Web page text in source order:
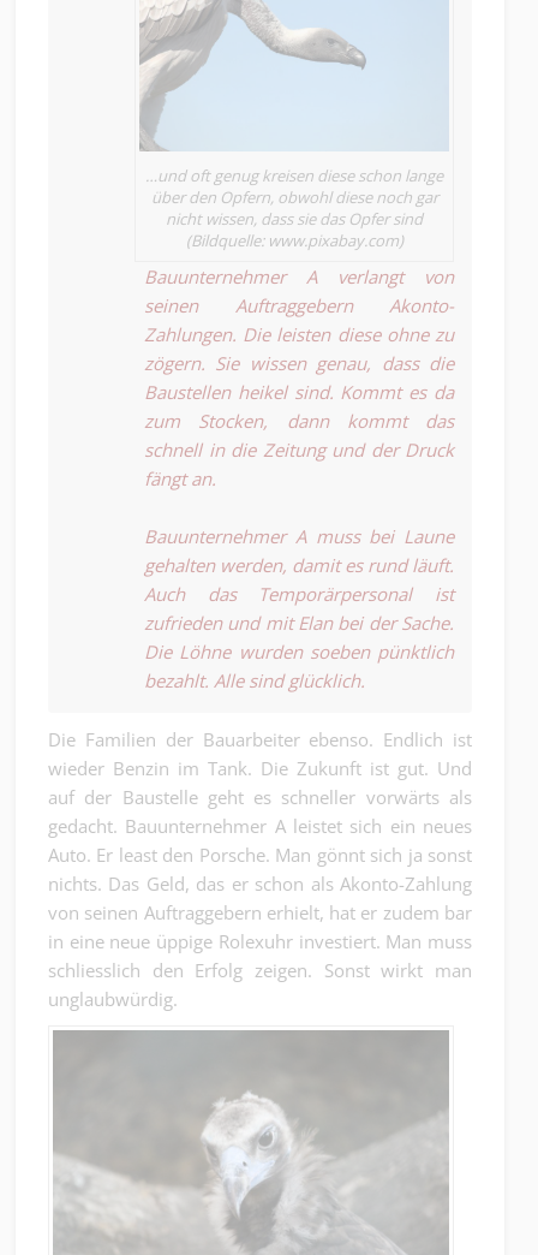
…und oft genug kreisen diese schon lange
über den Opfern, obwohl diese noch gar
nicht wissen, dass sie das Opfer sind
(Bildquelle: www.pixabay.com)
Bauunternehmer A verlangt von
seinen Auftraggebern Akonto-
Zahlungen. Die leisten diese ohne zu
zögern. Sie wissen genau, dass die
Baustellen heikel sind. Kommt es da
zum Stocken, dann kommt das
schnell in die Zeitung und der Druck
fängt an.
Bauunternehmer A muss bei Laune
gehalten werden, damit es rund läuft.
Auch das Temporärpersonal ist
zufrieden und mit Elan bei der Sache.
Die Löhne wurden soeben pünktlich
bezahlt. Alle sind glücklich.
Die Familien der Bauarbeiter ebenso. Endlich ist
wieder Benzin im Tank. Die Zukunft ist gut. Und
auf der Baustelle geht es schneller vorwärts als
gedacht. Bauunternehmer A leistet sich ein neues
Auto. Er least den Porsche. Man gönnt sich ja sonst
nichts. Das Geld, das er schon als Akonto-Zahlung
von seinen Auftraggebern erhielt, hat er zudem bar
in eine neue üppige Rolexuhr investiert. Man muss
schliesslich den Erfolg zeigen. Sonst wirkt man
unglaubwürdig.